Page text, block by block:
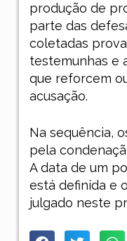
produção de
parte das
coletadas
testemunhas e
que reforcem
acusação.
Na sequência,
pela
A data de um
está definida e
julgado neste